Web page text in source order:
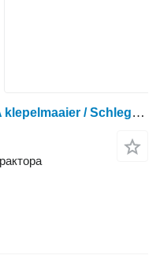
Votex Roadmaster RM2102 RA klepelmaaier / Schlegelmäher